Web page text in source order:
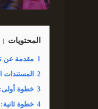
المحتويات
1 مقدمة عن
2
المستندات
3 خطوة أولى:
4 خطوة